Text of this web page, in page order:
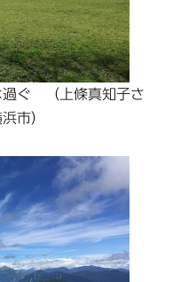
ぐ （上條真知子さ
市）